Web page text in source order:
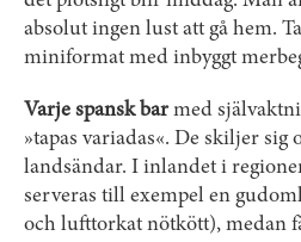
absolut ingen lust att gå hem.
miniformat med inbyggt
Varje spansk barmed
»tapas variadas«. De skiljer sig
landsändar. I inlandet i
serveras till exempel en
och lufttorkat nötkött), medan